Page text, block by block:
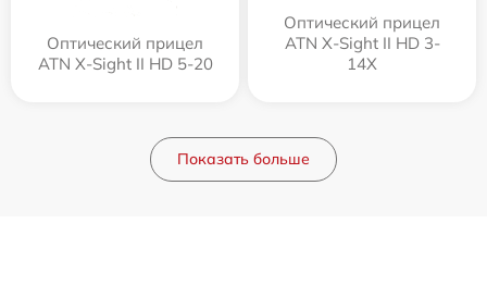
Оптический прицел
ATN X-Sight II HD 5-20
Оптический прицел
ATN X-Sight II HD 3-
14X
Показать больше